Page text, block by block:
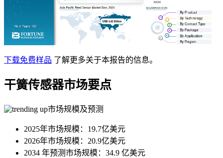
下载免费样品 了解更多关于本报告的信息。
干簧传感器市场要点
市场规模及预测
2025年市场规模：19.7亿美元
2026年市场规模：20.9亿美元
2034 年预测市场规模：34.9 亿美元